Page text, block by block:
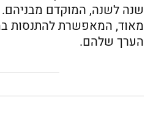
שנה לשנה, המוקדם מבניהם.
מאוד, המאפשרת להתנסות
הערך שלהם.